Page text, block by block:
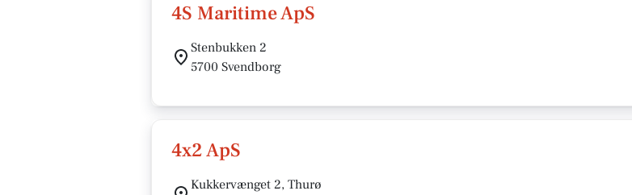
4S Maritime ApS
Stenbukken 2
5700 Svendborg
4x2 ApS
Kukkervænget 2, Thurø